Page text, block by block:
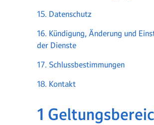
15. Datenschutz
16. Kündigung, Änderung und
der Dienste
17. Schlussbestimmungen
18. Kontakt
1